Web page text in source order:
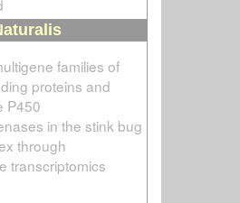
families of
proteins and
P450
in the stink bug
through
transcriptomics